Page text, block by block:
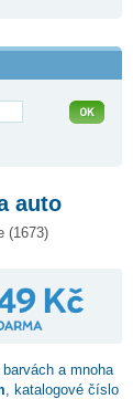
auto
(1673)
a mnoha
, katalogové číslo